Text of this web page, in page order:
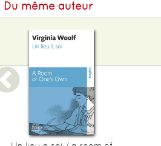
Du même auteur